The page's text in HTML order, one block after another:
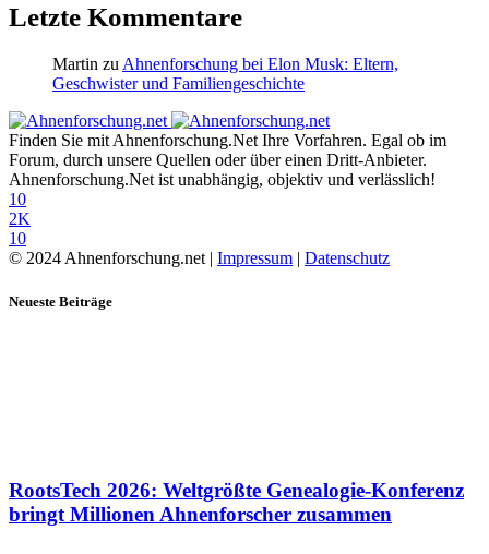
Letzte Kommentare
Martin zu Ahnenforschung bei Elon Musk: Eltern,
Geschwister und Familiengeschichte
Finden Sie mit Ahnenforschung.Net Ihre Vorfahren. Egal ob im
Forum, durch unsere Quellen oder über einen Dritt-Anbieter.
Ahnenforschung.Net ist unabhängig, objektiv und verlässlich!
10
2K
10
© 2024 Ahnenforschung.net | Impressum | Datenschutz
Neueste Beiträge
RootsTech 2026: Weltgrößte Genealogie-Konferenz
bringt Millionen Ahnenforscher zusammen